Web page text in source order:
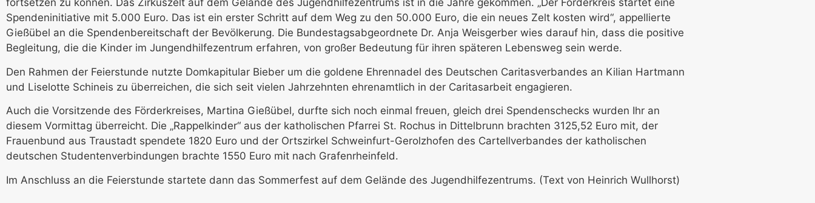
fortsetzen zu können. Das Zirkuszelt auf dem Gelände des Jugendhilfezentrums ist in die Jahre gekommen. „Der Förderkreis startet eine
Spendeninitiative mit 5.000 Euro. Das ist ein erster Schritt auf dem Weg zu den 50.000 Euro, die ein neues Zelt kosten wird“, appellierte
Gießübel an die Spendenbereitschaft der Bevölkerung. Die Bundestagsabgeordnete Dr. Anja Weisgerber wies darauf hin, dass die positive
Begleitung, die die Kinder im Jungendhilfezentrum erfahren, von großer Bedeutung für ihren späteren Lebensweg sein werde.
Den Rahmen der Feierstunde nutzte Domkapitular Bieber um die goldene Ehrennadel des Deutschen Caritasverbandes an Kilian Hartmann
und Liselotte Schineis zu überreichen, die sich seit vielen Jahrzehnten ehrenamtlich in der Caritasarbeit engagieren.
Auch die Vorsitzende des Förderkreises, Martina Gießübel, durfte sich noch einmal freuen, gleich drei Spendenschecks wurden Ihr an
diesem Vormittag überreicht. Die „Rappelkinder“ aus der katholischen Pfarrei St. Rochus in Dittelbrunn brachten 3125,52 Euro mit, der
Frauenbund aus Traustadt spendete 1820 Euro und der Ortszirkel Schweinfurt-Gerolzhofen des Cartellverbandes der katholischen
deutschen Studentenverbindungen brachte 1550 Euro mit nach Grafenrheinfeld.
Im Anschluss an die Feierstunde startete dann das Sommerfest auf dem Gelände des Jugendhilfezentrums. (Text von Heinrich Wullhorst)